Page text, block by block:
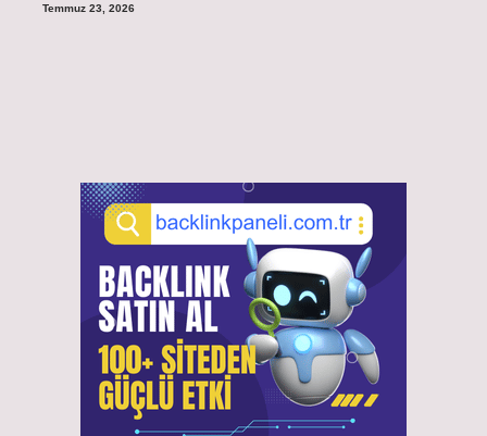
Temmuz 23, 2026